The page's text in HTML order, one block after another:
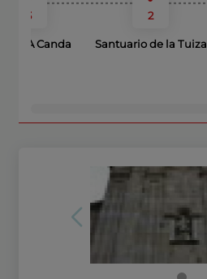
3
de A Canda
2
Santuario de la Tuiza